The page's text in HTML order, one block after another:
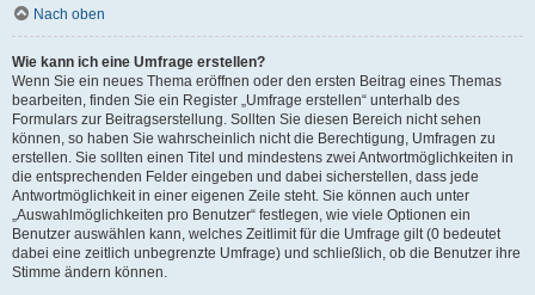
Nach oben
Wie kann ich eine Umfrage erstellen?
Wenn Sie ein neues Thema eröffnen oder den ersten Beitrag eines Themas
bearbeiten, finden Sie ein Register „Umfrage erstellen“ unterhalb des
Formulars zur Beitragserstellung. Sollten Sie diesen Bereich nicht sehen
können, so haben Sie wahrscheinlich nicht die Berechtigung, Umfragen zu
erstellen. Sie sollten einen Titel und mindestens zwei Antwortmöglichkeiten in
die entsprechenden Felder eingeben und dabei sicherstellen, dass jede
Antwortmöglichkeit in einer eigenen Zeile steht. Sie können auch unter
„Auswahlmöglichkeiten pro Benutzer“ festlegen, wie viele Optionen ein
Benutzer auswählen kann, welches Zeitlimit für die Umfrage gilt (0 bedeutet
dabei eine zeitlich unbegrenzte Umfrage) und schließlich, ob die Benutzer ihre
Stimme ändern können.